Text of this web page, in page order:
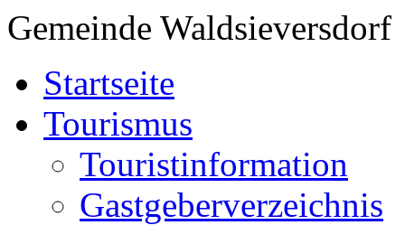
Gemeinde Waldsieversdorf
Startseite
Tourismus
Touristinformation
Gastgeberverzeichnis